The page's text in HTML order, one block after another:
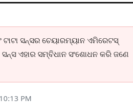
ଟାଟା ସନ୍ସର ଚେୟାରମ୍ୟାନ ଏମିରେଟସ୍
ସନ୍ସ ଏହାର ସମ୍ବିଧାନ ସଂଶୋଧନ କରି ଜଣେ
PM